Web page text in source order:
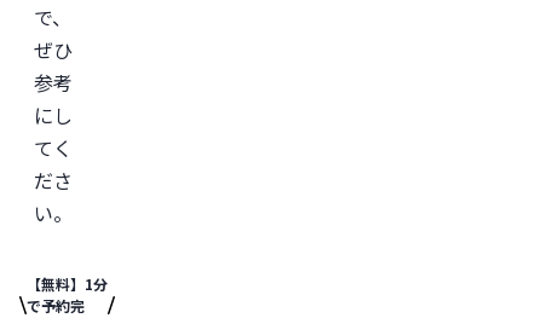
で、
ぜひ
参考
にし
てく
ださ
い。
【無料】1分
で予約完